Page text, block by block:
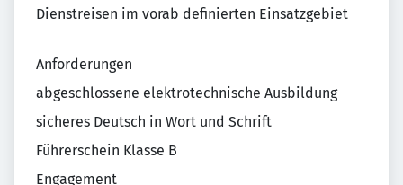
Dienstreisen im vorab definierten Einsatzgebiet
Anforderungen
abgeschlossene elektrotechnische Ausbildung
sicheres Deutsch in Wort und Schrift
Führerschein Klasse B
Engagement